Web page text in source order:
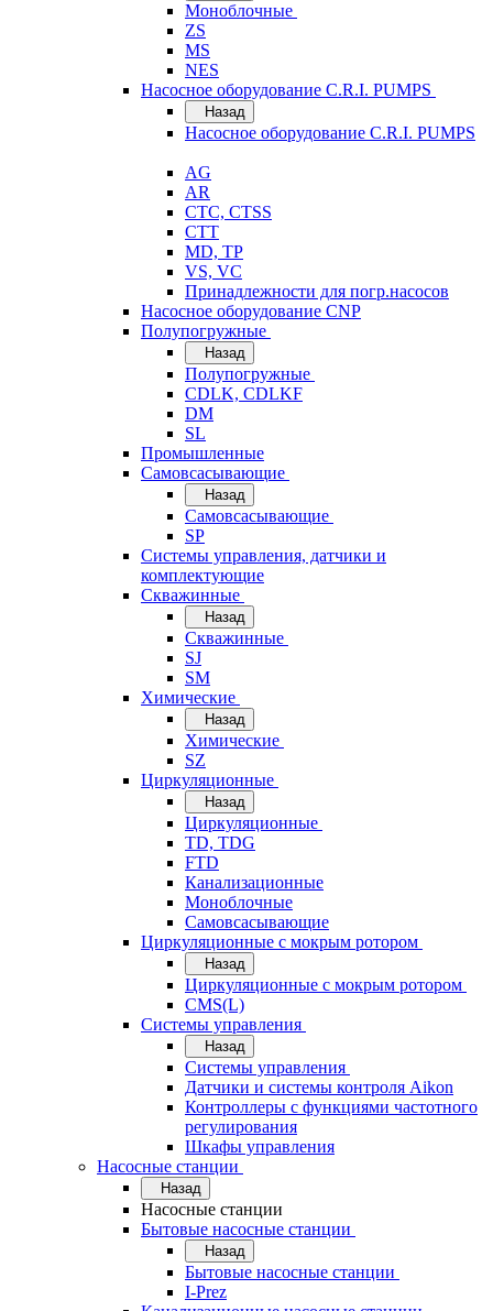
Моноблочные
ZS
MS
NES
Насосное оборудование C.R.I. PUMPS
Назад
Насосное оборудование C.R.I. PUMPS
AG
AR
CTC, CTSS
CTT
MD, TP
VS, VC
Принадлежности для погр.насосов
Насосное оборудование CNP
Полупогружные
Назад
Полупогружные
CDLK, CDLKF
DM
SL
Промышленные
Самовсасывающие
Назад
Самовсасывающие
SP
Системы управления, датчики и
комплектующие
Скважинные
Назад
Скважинные
SJ
SM
Химические
Назад
Химические
SZ
Циркуляционные
Назад
Циркуляционные
TD, TDG
FTD
Канализационные
Моноблочные
Самовсасывающие
Циркуляционные с мокрым ротором
Назад
Циркуляционные с мокрым ротором
CMS(L)
Системы управления
Назад
Системы управления
Датчики и системы контроля Aikon
Контроллеры с функциями частотного
регулирования
Шкафы управления
Насосные станции
Назад
Насосные станции
Бытовые насосные станции
Назад
Бытовые насосные станции
I-Prez